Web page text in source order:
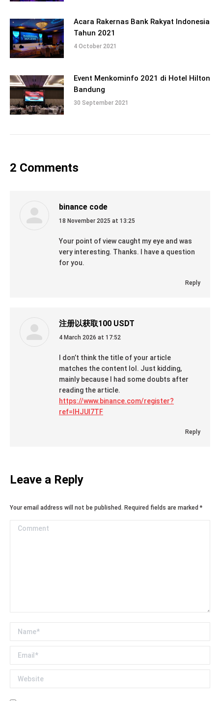
Acara Rakernas Bank Rakyat Indonesia
Tahun 2021
4 October 2021
Event Menkominfo 2021 di Hotel Hilton
Bandung
30 September 2021
2 Comments
binance code
says:
18 November 2025 at 13:25
Your point of view caught my eye and was
very interesting. Thanks. I have a question
for you.
Reply
注册以获取100 USDT
says:
4 March 2026 at 17:52
I don’t think the title of your article
matches the content lol. Just kidding,
mainly because I had some doubts after
reading the article.
https://www.binance.com/register?
ref=IHJUI7TF
Reply
Leave a Reply
Your email address will not be published. Required fields are marked*
Comment
Name *
Email *
Website